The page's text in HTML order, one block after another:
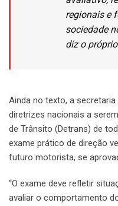
regionais e
sociedade
diz o
Ainda no texto, a
diretrizes nacionais a
de Trânsito (Detrans) de
exame prático de direção
futuro motorista, se
“O exame deve refletir
avaliar o comportamento